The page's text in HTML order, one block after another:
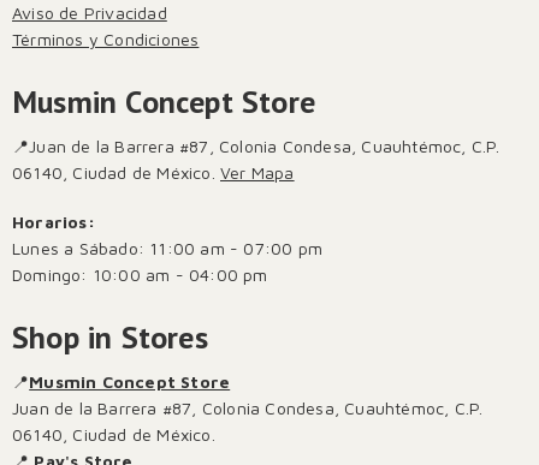
Aviso de Privacidad
Términos y Condiciones
Musmin Concept Store
📍Juan de la Barrera #87, Colonia Condesa, Cuauhtémoc, C.P.
06140, Ciudad de México. Ver Mapa
Horarios:
Lunes a Sábado: 11:00 am - 07:00 pm
Domingo: 10:00 am - 04:00 pm
Shop in Stores
📍Musmin Concept Store
Juan de la Barrera #87, Colonia Condesa, Cuauhtémoc, C.P.
06140, Ciudad de México.
📍 Pay's Store